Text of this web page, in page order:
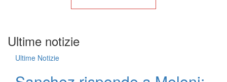
Ultime notizie
Ultime Notizie